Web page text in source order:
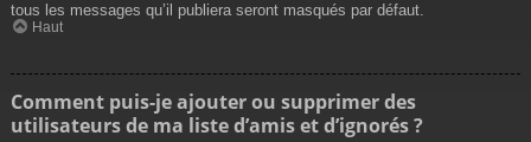
tous les messages qu’il publiera seront masqués par défaut.
Haut
Comment puis-je ajouter ou supprimer des
utilisateurs de ma liste d’amis et d’ignorés ?